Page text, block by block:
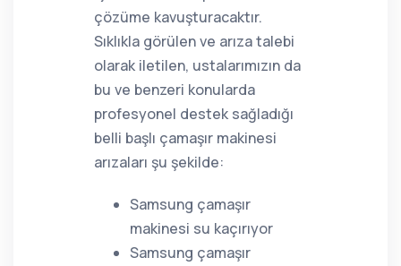
çözüme kavuşturacaktır.
Sıklıkla görülen ve arıza talebi
olarak iletilen, ustalarımızın da
bu ve benzeri konularda
profesyonel destek sağladığı
belli başlı çamaşır makinesi
arızaları şu şekilde:
Samsung çamaşır
makinesi su kaçırıyor
Samsung çamaşır